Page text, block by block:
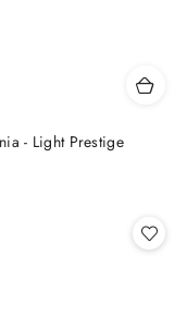
- Light Prestige